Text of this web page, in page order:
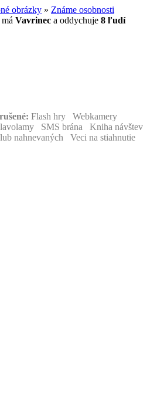
obrázky » Známe osobnosti
Vavrinec a oddychuje 8 ľudí
Flash hry Webkamery
SMS brána Kniha návštev
nahnevaných Veci na stiahnutie